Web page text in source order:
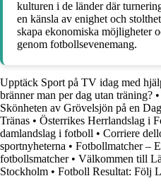
kulturen i de länder där
en känsla av enighet och
skapa ekonomiska möjligheter
genom fotbollsevenemang.
Upptäck Sport på TV idag med
bränner man per dag utan träning? •
Skönheten av Grövelsjön på en
Tränas • Österrikes Herrlandslag i
damlandslag i fotboll • Corriere
sportnyheterna • Fotbollmatcher –
fotbollsmatcher• Välkommen till
Stockholm • Fotboll Resultat: Följ